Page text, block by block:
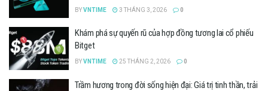
BYVNTIME 3 THÁNG 3, 2026 0
Khám phá sự quyến rũ của hợp đồng tương lai cổ phiếu
Bitget
BYVNTIME 25 THÁNG 2, 2026 0
Trầm hương trong đời sống hiện đại: Giá trị tinh thần, trải